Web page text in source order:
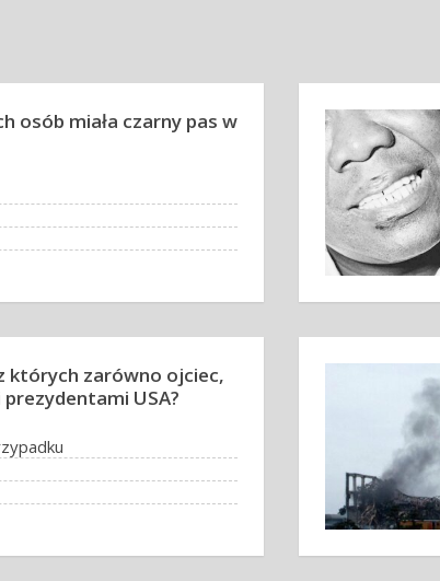
osób miała czarny pas w
których zarówno ojciec,
USA?